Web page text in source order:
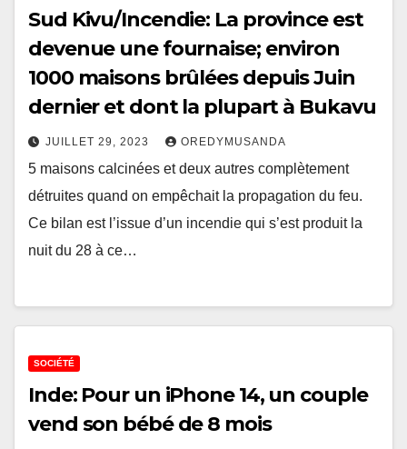
Sud Kivu/Incendie: La province est
devenue une fournaise; environ
1000 maisons brûlées depuis Juin
dernier et dont la plupart à Bukavu
JUILLET 29, 2023 OREDYMUSANDA
5 maisons calcinées et deux autres complètement
détruites quand on empêchait la propagation du feu.
Ce bilan est l’issue d’un incendie qui s’est produit la
nuit du 28 à ce…
SOCIÉTÉ
Inde: Pour un iPhone 14, un couple
vend son bébé de 8 mois